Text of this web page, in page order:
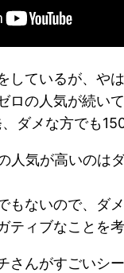
しているが、や
ロの人気が続い
ダメな方でも
人気が高いのは
もないので、ダ
ティブなことを
さんがすごいシ